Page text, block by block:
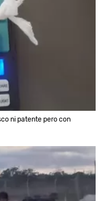
ni patente pero con